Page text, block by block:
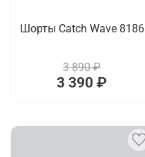
Шорты Catch Wave 8186
3 890 ₽
3 390 ₽